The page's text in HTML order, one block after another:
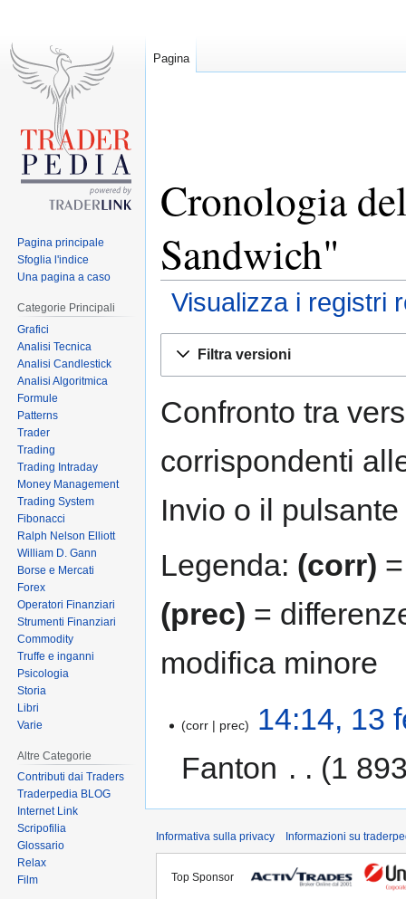
Cronologia
Sandwich"
Visualizza i registri
Filtra versioni
Confronto tra
corrispondenti
Invio o il
Legenda: (corr)
(prec) =
modifica minore
corr prec
14:14, 13
Fanton
1
Pagina
Pagina principale
Sfoglia l'indice
Una pagina a caso
Categorie Principali
Grafici
Analisi Tecnica
Analisi Candlestick
Analisi Algoritmica
Formule
Patterns
Trader
Trading
Trading Intraday
Money Management
Trading System
Fibonacci
Ralph Nelson Elliott
William D. Gann
Borse e Mercati
Forex
Operatori Finanziari
Strumenti Finanziari
Commodity
Truffe e inganni
Psicologia
Storia
Libri
Varie
Altre Categorie
Contributi dai Traders
Traderpedia BLOG
Internet Link
Scripofilia
Glossario
Relax
Film
Informativa sulla privacy Informazioni su
Top Sponsor